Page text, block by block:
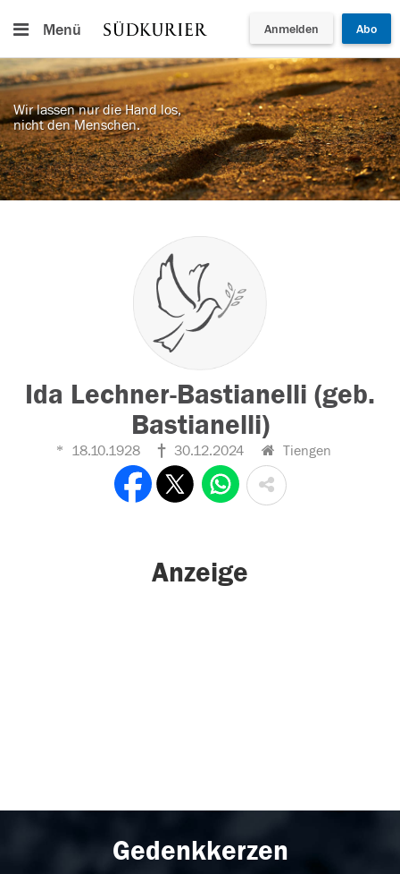
Menü Anmelden Abo
Wir lassen nur die Hand los,
nicht den Menschen.
Ida Lechner-Bastianelli (geb.
Bastianelli)
18.10.1928 30.12.2024 Tiengen
Anzeige
Gedenkkerzen